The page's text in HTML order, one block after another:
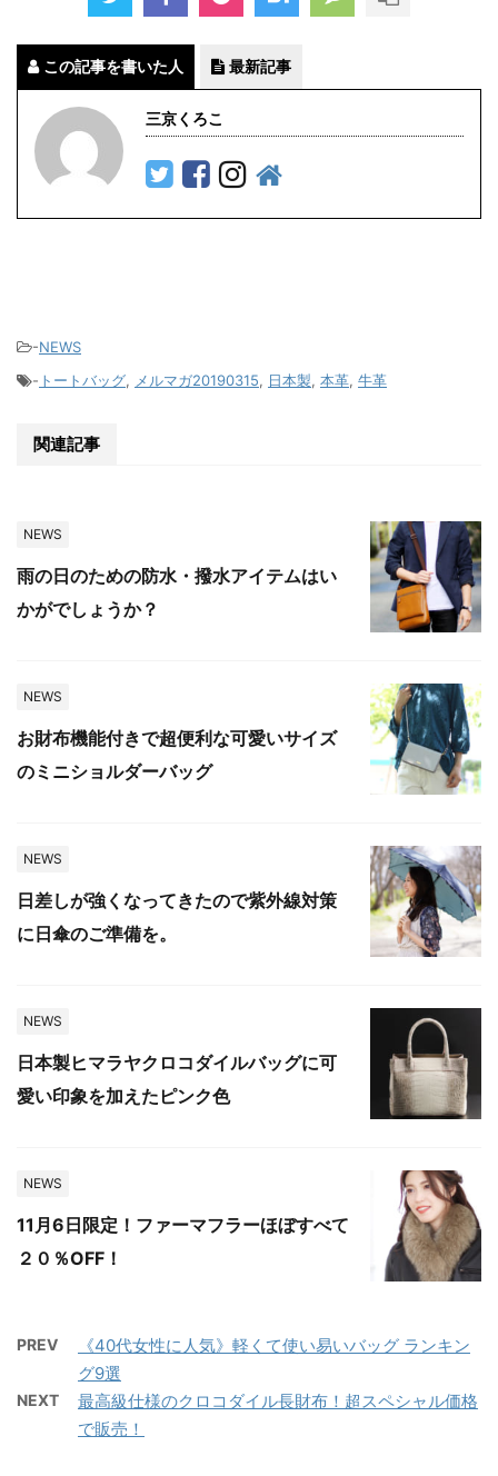
この記事を書いた人 最新記事
三京くろこ
-NEWS
- トートバッグ, メルマガ20190315, 日本製, 本革, 牛革
関連記事
NEWS
雨の日のための防水・撥水アイテムはい
かがでしょうか？
NEWS
お財布機能付きで超便利な可愛いサイズ
のミニショルダーバッグ
NEWS
日差しが強くなってきたので紫外線対策
に日傘のご準備を。
NEWS
日本製ヒマラヤクロコダイルバッグに可
愛い印象を加えたピンク色
NEWS
11月6日限定！ファーマフラーほぼすべて
２０％OFF！
PREV
《40代女性に人気》軽くて使い易いバッグ ランキン
グ9選
NEXT
最高級仕様のクロコダイル長財布！超スペシャル価格
で販売！